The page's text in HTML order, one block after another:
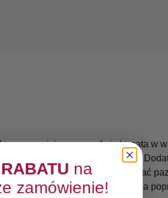
wzmacniająca paznokcie bogata w
i wzmocnienia płytki.
się, jak regenerować
odbudowy płytki, wpływając na
na
zamówienie!